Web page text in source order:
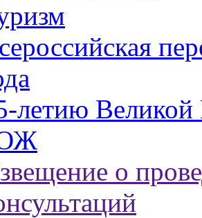
летию
о